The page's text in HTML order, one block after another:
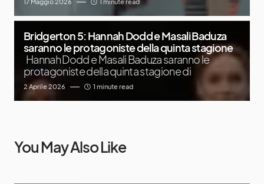
17 Maggio 2026 1 minute read
Bridgerton 5: Hannah Dodd e Masali Baduza
saranno le protagoniste della quinta stagione
Hannah Dodd e Masali Baduza saranno le
protagoniste della quinta stagione di
2 Aprile 2026 1 minute read
You May Also Like